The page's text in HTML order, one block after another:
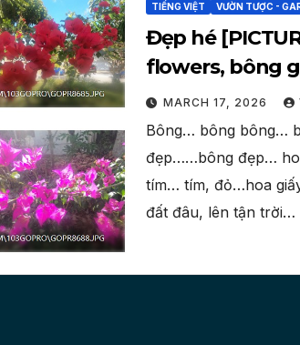
TIẾNG VIỆT VƯỜN TƯỢC -
Đẹp hé
flowers, bông
MARCH 17, 2026
Bông… bông bông…
đẹp……bông đẹp…
tím… tím, đỏ…hoa
đất đâu, lên tận trời…